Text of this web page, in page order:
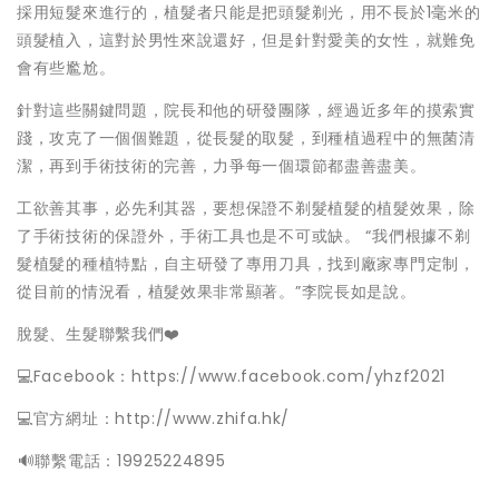
採用短髮來進行的，植髮者只能是把頭髮剃光，用不長於1毫米的
頭髮植入，這對於男性來說還好，但是針對愛美的女性，就難免
會有些尷尬。
針對這些關鍵問題，院長和他的研發團隊，經過近多年的摸索實
踐，攻克了一個個難題，從長髮的取髮，到種植過程中的無菌清
潔，再到手術技術的完善，力爭每一個環節都盡善盡美。
工欲善其事，必先利其器，要想保證不剃髮植髮的植髮效果，除
了手術技術的保證外，手術工具也是不可或缺。 “我們根據不剃
髮植髮的種植特點，自主研發了專用刀具，找到廠家專門定制，
從目前的情況看，植髮效果非常顯著。”李院長如是說。
脫髮、生髮聯繫我們❤️
💻Facebook：https://www.facebook.com/yhzf2021
💻官方網址：http://www.zhifa.hk/
️🔊聯繫電話：19925224895